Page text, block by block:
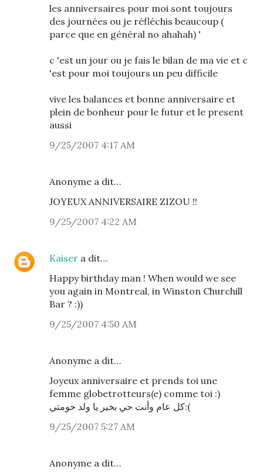
les anniversaires pour moi sont toujours
des journées ou je réfléchis beaucoup (
parce que en général no ahahah) '
c 'est un jour ou je fais le bilan de ma vie et c
'est pour moi toujours un peu difficile
vive les balances et bonne anniversaire et
plein de bonheur pour le futur et le present
aussi
9/25/2007 4:17 AM
Anonyme a dit…
JOYEUX ANNIVERSAIRE ZIZOU !!
9/25/2007 4:22 AM
Kaiser a dit…
Happy birthday man ! When would we see
you again in Montreal, in Winston Churchill
Bar ? :))
9/25/2007 4:50 AM
Anonyme a dit…
Joyeux anniversaire et prends toi une
femme globetrotteurs(e) comme toi :)
كل عام وأنت حي بخير يا ولد حومتي:(
9/25/2007 5:27 AM
Anonyme a dit…